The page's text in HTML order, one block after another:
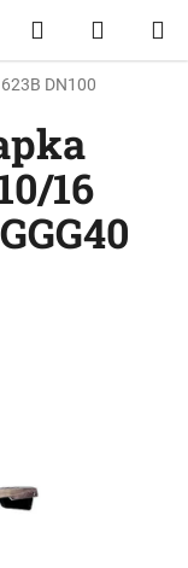
Hledat
KOŠÍK
DN100
16